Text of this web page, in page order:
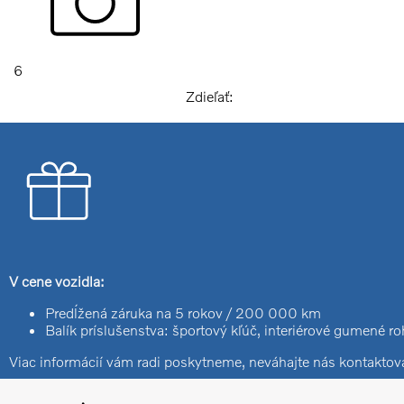
6
Zdieľať:
V cene vozidla:
Predĺžená záruka na 5 rokov / 200 000 km
Balík príslušenstva: športový kľúč, interiérové gumené
Viac informácií vám radi poskytneme, neváhajte nás